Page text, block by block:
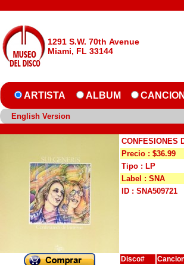
1291 S.W. 70th Avenue
Miami, FL 33144
ARTISTA ALBUM CANCION
English Version
CONFESIONES
Precio : $36.99
Tipo : LP
Label : SNA
ID : SNA509721
Disco#